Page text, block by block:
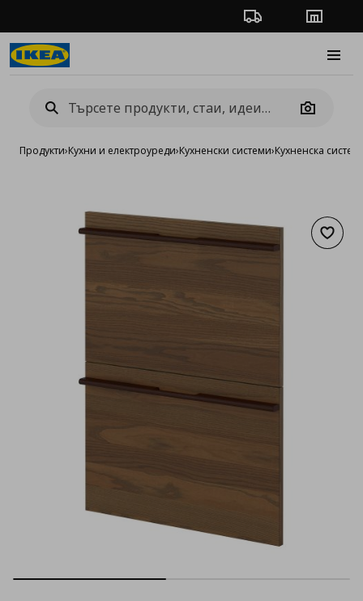
Проследяване на
Camera
Продукти›Кухни и електроуреди›Кухненски системи›Кухненска